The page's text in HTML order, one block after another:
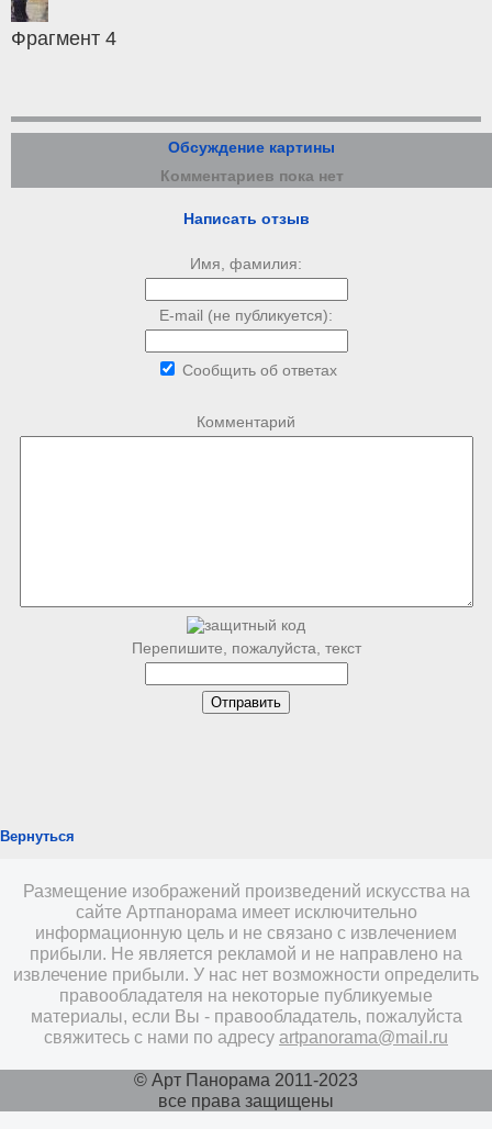
Фрагмент 4
Обсуждение картины
Комментариев пока нет
Написать отзыв
Имя, фамилия:
E-mail (не публикуется):
Сообщить об ответах
Комментарий
Перепишите, пожалуйста, текст
Вернуться
Размещение изображений произведений искусства на
сайте Артпанорама имеет исключительно
информационную цель и не связано с извлечением
прибыли. Не является рекламой и не направлено на
извлечение прибыли. У нас нет возможности определить
правообладателя на некоторые публикуемые
материалы, если Вы - правообладатель, пожалуйста
свяжитесь с нами по адресу artpanorama@mail.ru
© Арт Панорама 2011-2023
все права защищены